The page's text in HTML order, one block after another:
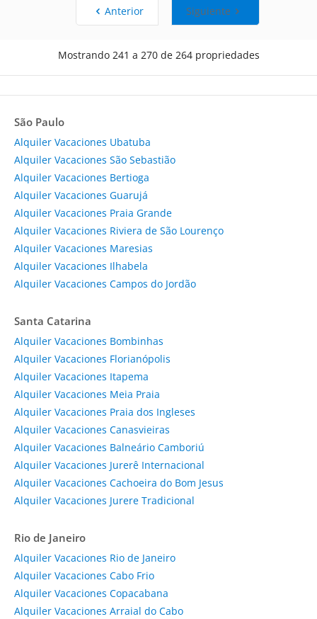
Anterior
Mostrando 241 a 270 de 264 propriedades
Siguiente
São Paulo
Alquiler Vacaciones Ubatuba
Alquiler Vacaciones São Sebastião
Alquiler Vacaciones Bertioga
Alquiler Vacaciones Guarujá
Alquiler Vacaciones Praia Grande
Alquiler Vacaciones Riviera de São Lourenço
Alquiler Vacaciones Maresias
Alquiler Vacaciones Ilhabela
Alquiler Vacaciones Campos do Jordão
Santa Catarina
Alquiler Vacaciones Bombinhas
Alquiler Vacaciones Florianópolis
Alquiler Vacaciones Itapema
Alquiler Vacaciones Meia Praia
Alquiler Vacaciones Praia dos Ingleses
Alquiler Vacaciones Canasvieiras
Alquiler Vacaciones Balneário Camboriú
Alquiler Vacaciones Jurerê Internacional
Alquiler Vacaciones Cachoeira do Bom Jesus
Alquiler Vacaciones Jurere Tradicional
Rio de Janeiro
Alquiler Vacaciones Rio de Janeiro
Alquiler Vacaciones Cabo Frio
Alquiler Vacaciones Copacabana
Alquiler Vacaciones Arraial do Cabo